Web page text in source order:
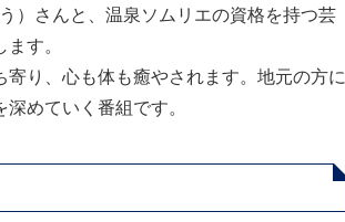
）さんと、温泉ソムリエの資格を持つ芸
す。
り、心も体も癒やされます。地元の方に
めていく番組です。